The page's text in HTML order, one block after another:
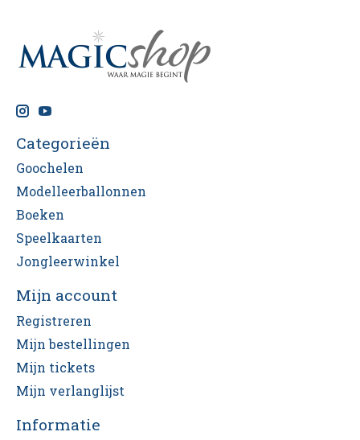
Categorieën
Goochelen
Modelleerballonnen
Boeken
Speelkaarten
Jongleerwinkel
Mijn account
Registreren
Mijn bestellingen
Mijn tickets
Mijn verlanglijst
Informatie